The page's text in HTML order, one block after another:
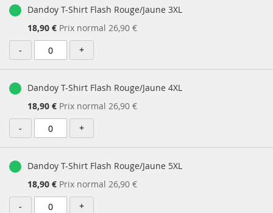
Dandoy T-Shirt Flash Rouge/Jaune 3XL
Prix
Spécial
18,90 € Prix normal 26,90 €
-
+
Dandoy T-Shirt Flash Rouge/Jaune 4XL
Prix
Spécial
18,90 € Prix normal 26,90 €
-
+
Dandoy T-Shirt Flash Rouge/Jaune 5XL
Prix
Spécial
18,90 € Prix normal 26,90 €
-
+